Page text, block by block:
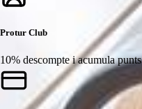
Protur Club
10% descompte i acumula punts